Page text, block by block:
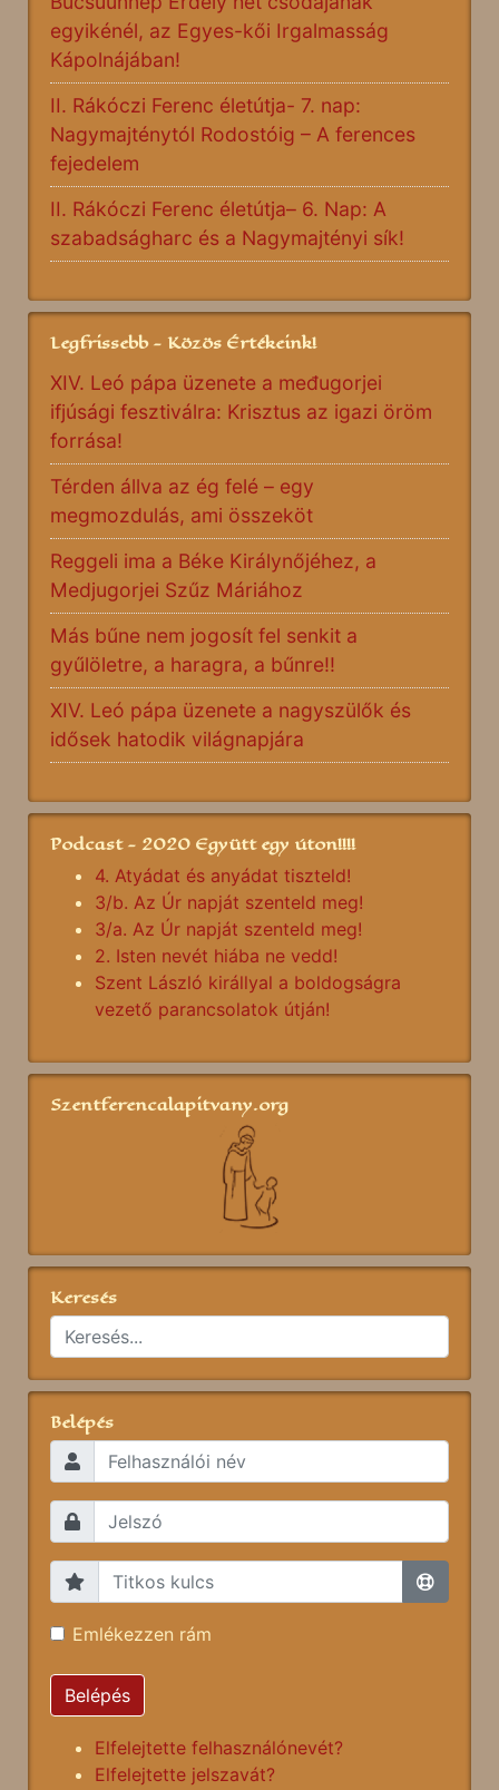
egyikénél, az Egyes-kői Irgalmasság
Kápolnájában!
II. Rákóczi Ferenc életútja- 7. nap:
Nagymajténytól Rodostóig – A ferences
fejedelem
II. Rákóczi Ferenc életútja– 6. Nap: A
szabadságharc és a Nagymajtényi sík!
Legfrissebb - Közös Értékeink!
XIV. Leó pápa üzenete a međugorjei
ifjúsági fesztiválra: Krisztus az igazi öröm
forrása!
Térden állva az ég felé – egy
megmozdulás, ami összeköt
Reggeli ima a Béke Királynőjéhez, a
Medjugorjei Szűz Máriához
Más bűne nem jogosít fel senkit a
gyűlöletre, a haragra, a bűnre!!
XIV. Leó pápa üzenete a nagyszülők és
idősek hatodik világnapjára
Podcast - 2020 Együtt egy úton!!!!
4. Atyádat és anyádat tiszteld!
3/b. Az Úr napját szenteld meg!
3/a. Az Úr napját szenteld meg!
2. Isten nevét hiába ne vedd!
Szent László királlyal a boldogságra
vezető parancsolatok útján!
Szentferencalapitvany.org
Keresés
Belépés
Emlékezzen rám
Belépés
Elfelejtette felhasználónevét?
Elfelejtette jelszavát?